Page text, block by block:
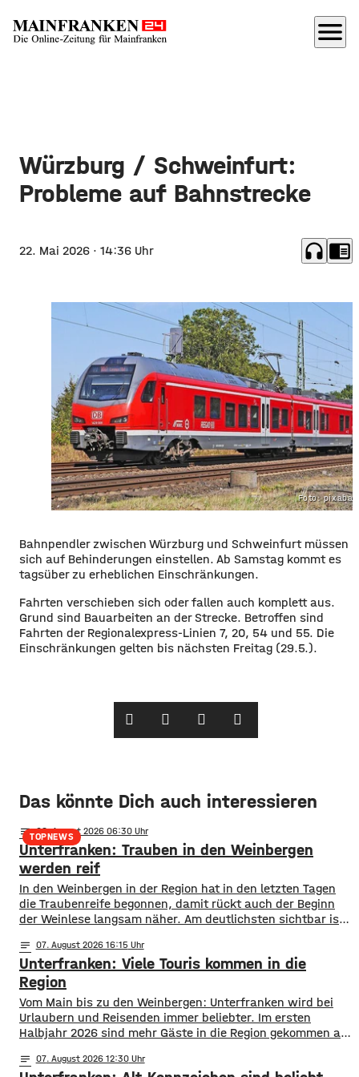
menu
Würzburg / Schweinfurt:
Probleme auf Bahnstrecke
22. Mai 2026 · 14:36 Uhr headphones chrome_reader_mode
Foto:
Bahnpendler zwischen Würzburg und Schweinfurt müssen
sich auf Behinderungen einstellen. Ab Samstag kommt es
tagsüber zu erheblichen Einschränkungen.
Fahrten verschieben sich oder fallen auch komplett aus.
Grund sind Bauarbeiten an der Strecke. Betroffen sind
Fahrten der Regionalexpress-Linien 7, 20, 54 und 55. Die
Einschränkungen gelten bis nächsten Freitag (29.5.).
Das könnte Dich auch interessieren
TOPNEWS
notes 08. August 2026 06:30
Unterfranken: Trauben in den Weinbergen
werden reif
In den Weinbergen in der Region hat in den letzten Tagen
die Traubenreife begonnen, damit rückt auch der Beginn
der Weinlese langsam näher. Am deutlichsten sichtbar ist
die Beeren wie auch bei den Weißweinsorten noch grün.
Jetzt aber färben sich die Trauben optisch sichtbar rot. Im
notes 07. August 2026 16:15
Unterfranken: Viele Touris kommen in die
Region
Vom Main bis zu den Weinbergen: Unterfranken wird bei
Urlaubern und Reisenden immer beliebter. Im ersten
Halbjahr 2026 sind mehr Gäste in die Region gekommen als
Landesamts für Statistik hervorgeht, sind zwischen
notes 07. August 2026 12:30